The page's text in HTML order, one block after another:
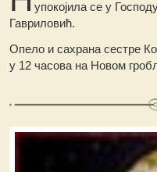
упокојила се у
Гавриловић.
Опело и сахрана сестре
у 12 часова на Новом